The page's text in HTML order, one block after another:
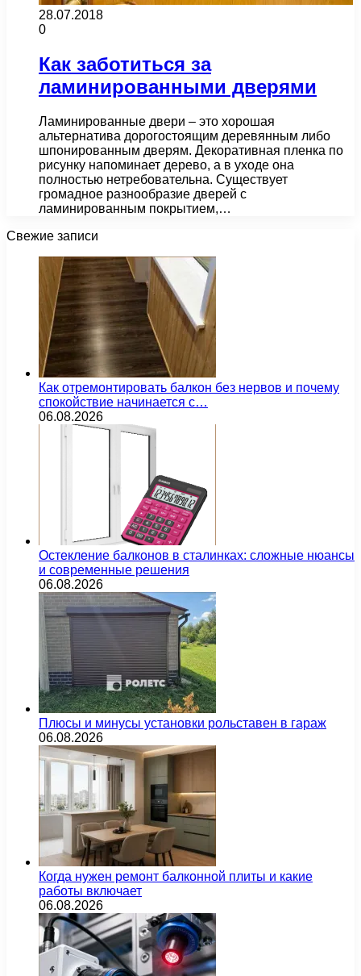
28.07.2018
0
Как заботиться за
ламинированными дверями
Ламинированные двери – это хорошая
альтернатива дорогостоящим деревянным либо
шпонированным дверям. Декоративная пленка по
рисунку напоминает дерево, а в уходе она
полностью нетребовательна. Существует
громадное разнообразие дверей с
ламинированным покрытием,…
Свежие записи
Как отремонтировать балкон без нервов и почему
спокойствие начинается с…
06.08.2026
Остекление балконов в сталинках: сложные нюансы
и современные решения
06.08.2026
Плюсы и минусы установки рольставен в гараж
06.08.2026
Когда нужен ремонт балконной плиты и какие
работы включает
06.08.2026